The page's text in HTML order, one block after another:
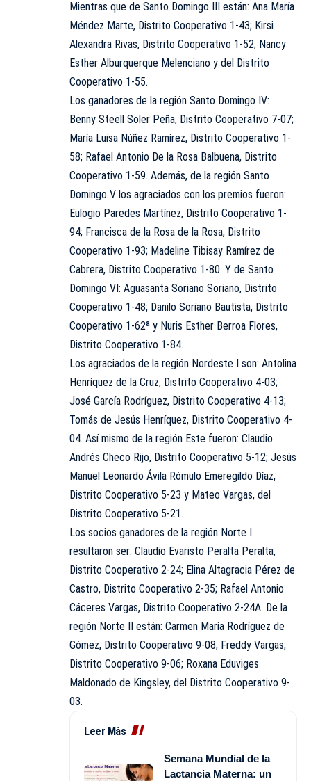
Mientras que de Santo Domingo III están: Ana María
Méndez Marte, Distrito Cooperativo 1-43; Kirsi
Alexandra Rivas, Distrito Cooperativo 1-52; Nancy
Esther Alburquerque Melenciano y del Distrito
Cooperativo 1-55.
Los ganadores de la región Santo Domingo IV:
Benny Steell Soler Peña, Distrito Cooperativo 7-07;
María Luisa Núñez Ramírez, Distrito Cooperativo 1-
58; Rafael Antonio De la Rosa Balbuena, Distrito
Cooperativo 1-59. Además, de la región Santo
Domingo V los agraciados con los premios fueron:
Eulogio Paredes Martínez, Distrito Cooperativo 1-
94; Francisca de la Rosa de la Rosa, Distrito
Cooperativo 1-93; Madeline Tibisay Ramírez de
Cabrera, Distrito Cooperativo 1-80. Y de Santo
Domingo VI: Aguasanta Soriano Soriano, Distrito
Cooperativo 1-48; Danilo Soriano Bautista, Distrito
Cooperativo 1-62ª y Nuris Esther Berroa Flores,
Distrito Cooperativo 1-84.
Los agraciados de la región Nordeste I son: Antolina
Henríquez de la Cruz, Distrito Cooperativo 4-03;
José García Rodríguez, Distrito Cooperativo 4-13;
Tomás de Jesús Henríquez, Distrito Cooperativo 4-
04. Así mismo de la región Este fueron: Claudio
Andrés Checo Rijo, Distrito Cooperativo 5-12; Jesús
Manuel Leonardo Ávila Rómulo Emeregildo Díaz,
Distrito Cooperativo 5-23 y Mateo Vargas, del
Distrito Cooperativo 5-21.
Los socios ganadores de la región Norte I
resultaron ser: Claudio Evaristo Peralta Peralta,
Distrito Cooperativo 2-24; Elina Altagracia Pérez de
Castro, Distrito Cooperativo 2-35; Rafael Antonio
Cáceres Vargas, Distrito Cooperativo 2-24A. De la
región Norte II están: Carmen María Rodríguez de
Gómez, Distrito Cooperativo 9-08; Freddy Vargas,
Distrito Cooperativo 9-06; Roxana Eduviges
Maldonado de Kingsley, del Distrito Cooperativo 9-
03.
Leer Más
Semana Mundial de la
Lactancia Materna: un